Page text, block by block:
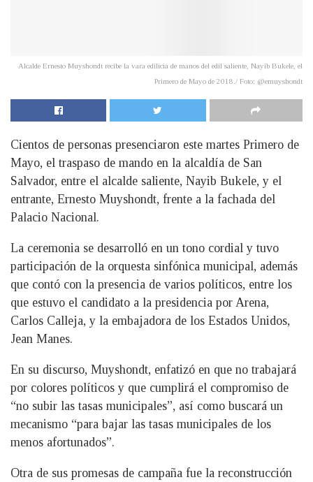
Alcalde Ernesto Muyshondt recibe la vara edilicia de manos del edil saliente, Nayib Bukele, el
Primero de Mayo de 2018./ Foto: @emuyshondt
Cientos de personas presenciaron este martes Primero de
Mayo, el traspaso de mando en la alcaldía de San
Salvador, entre el alcalde saliente, Nayib Bukele, y el
entrante, Ernesto Muyshondt, frente a la fachada del
Palacio Nacional.
La ceremonia se desarrolló en un tono cordial y tuvo
participación de la orquesta sinfónica municipal, además
que contó con la presencia de varios políticos, entre los
que estuvo el candidato a la presidencia por Arena,
Carlos Calleja, y la embajadora de los Estados Unidos,
Jean Manes.
En su discurso, Muyshondt, enfatizó en que no trabajará
por colores políticos y que cumplirá el compromiso de
“no subir las tasas municipales”, así como buscará un
mecanismo “para bajar las tasas municipales de los
menos afortunados”.
Otra de sus promesas de campaña fue la reconstrucción